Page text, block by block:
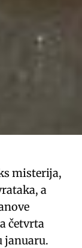
misterija,
a
četvrta
januaru.